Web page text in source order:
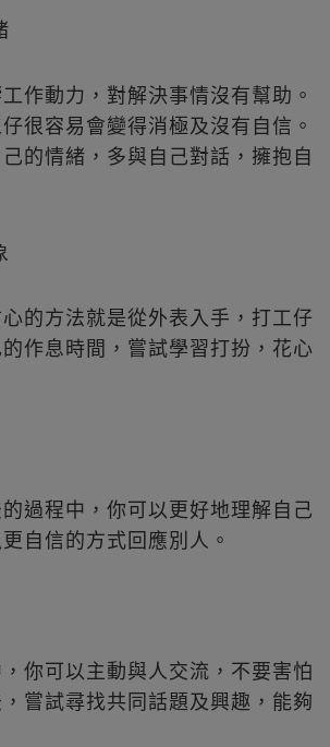
作動力，對解決事情沒有幫助。
很容易會變得消極及沒有自信。
的情緒，多與自己對話，擁抱自
的方法就是從外表入手，打工仔
作息時間，嘗試學習打扮，花心
過程中，你可以更好地理解自己
自信的方式回應別人。
你可以主動與人交流，不要害怕
嘗試尋找共同話題及興趣，能夠